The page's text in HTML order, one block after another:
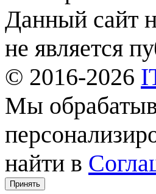
Данный сайт
не является
© 2016-2026
Мы
найти в
Принять